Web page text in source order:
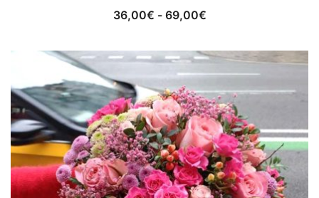
36,00€ - 69,00€Rango
precios:
desde
36,00€
hasta
69,00€